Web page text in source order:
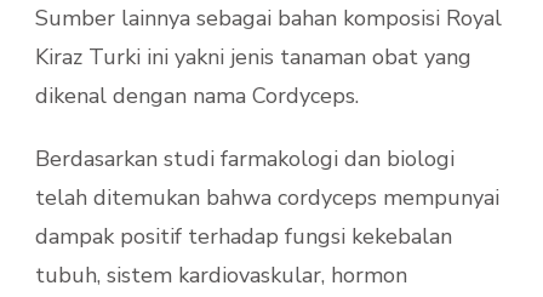
Sumber lainnya sebagai bahan komposisi Royal
Kiraz Turki ini yakni jenis tanaman obat yang
dikenal dengan nama Cordyceps.
Berdasarkan studi farmakologi dan biologi
telah ditemukan bahwa cordyceps mempunyai
dampak positif terhadap fungsi kekebalan
tubuh, sistem kardiovaskular, hormon